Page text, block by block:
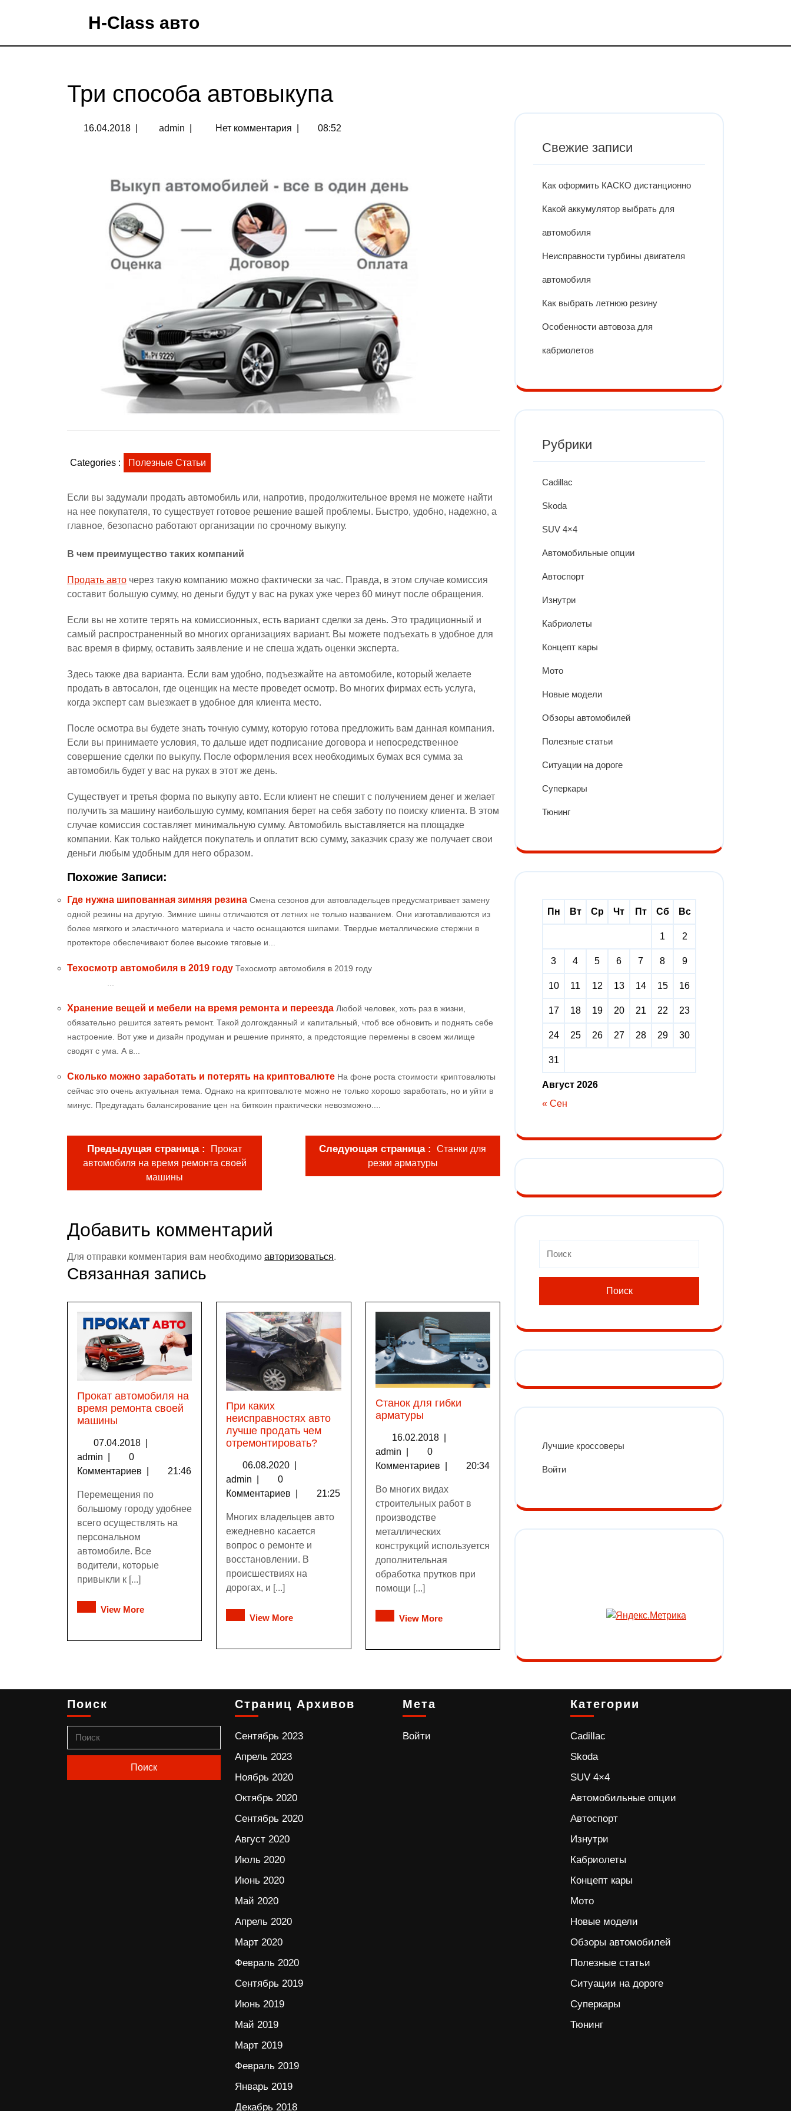
H-Class авто
Три способа автовыкупа
16.04.2018 admin Нет комментария 08:52
Categories : Полезные Статьи
Если вы задумали продать автомобиль или, напротив, продолжительное время не можете найти
на нее покупателя, то существует готовое решение вашей проблемы. Быстро, удобно, надежно, а
главное, безопасно работают организации по срочному выкупу.
В чем преимущество таких компаний
Продать авто через такую компанию можно фактически за час. Правда, в этом случае комиссия
составит большую сумму, но деньги будут у вас на руках уже через 60 минут после обращения.
Если вы не хотите терять на комиссионных, есть вариант сделки за день. Это традиционный и
самый распространенный во многих организациях вариант. Вы можете подъехать в удобное для
вас время в фирму, оставить заявление и не спеша ждать оценки эксперта.
Здесь также два варианта. Если вам удобно, подъезжайте на автомобиле, который желаете
продать в автосалон, где оценщик на месте проведет осмотр. Во многих фирмах есть услуга,
когда эксперт сам выезжает в удобное для клиента место.
После осмотра вы будете знать точную сумму, которую готова предложить вам данная компания.
Если вы принимаете условия, то дальше идет подписание договора и непосредственное
совершение сделки по выкупу. После оформления всех необходимых бумах вся сумма за
автомобиль будет у вас на руках в этот же день.
Существует и третья форма по выкупу авто. Если клиент не спешит с получением денег и желает
получить за машину наибольшую сумму, компания берет на себя заботу по поиску клиента. В этом
случае комиссия составляет минимальную сумму. Автомобиль выставляется на площадке
компании. Как только найдется покупатель и оплатит всю сумму, заказчик сразу же получает свои
деньги любым удобным для него образом.
Похожие Записи:
Где нужна шипованная зимняя резина Смена сезонов для автовладельцев предусматривает замену
одной резины на другую. Зимние шины отличаются от летних не только названием. Они изготавливаются из
более мягкого и эластичного материала и часто оснащаются шипами. Твердые металлические стержни в
протекторе обеспечивают более высокие тяговые и...
Техосмотр автомобиля в 2019 году Техосмотр автомобиля в 2019 году
Хранение вещей и мебели на время ремонта и переезда Любой человек, хоть раз в жизни,
обязательно решится затеять ремонт. Такой долгожданный и капитальный, чтоб все обновить и поднять себе
настроение. Вот уже и дизайн продуман и решение принято, а предстоящие перемены в своем жилище
сводят с ума. А в...
Сколько можно заработать и потерять на криптовалюте На фоне роста стоимости криптовалюты
сейчас это очень актуальная тема. Однако на криптовалюте можно не только хорошо заработать, но и уйти в
минус. Предугадать балансирование цен на биткоин практически невозможно....
Предыдущая страница
Прокат
автомобиля на время ремонта своей
машины
Следующая страница
Станки для
резки арматуры
Добавить комментарий
Для отправки комментария вам необходимо авторизоваться.
Связанная запись
Прокат автомобиля на
время ремонта своей
машины
07.04.2018
admin
0
Комментариев
21:46
Перемещения по
большому городу удобнее
всего осуществлять на
персональном
автомобиле. Все
водители, которые
привыкли к [...]
View More
При каких
неисправностях авто
лучше продать чем
отремонтировать?
06.08.2020
admin
0
Комментариев
21:25
Многих владельцев авто
ежедневно касается
вопрос о ремонте и
восстановлении. В
происшествиях на
дорогах, и [...]
View More
Станок для гибки
арматуры
16.02.2018
admin
0
Комментариев
20:34
Во многих видах
строительных работ в
производстве
металлических
конструкций используется
дополнительная
обработка прутков при
помощи [...]
View More
Свежие записи
Как оформить КАСКО дистанционно
Какой аккумулятор выбрать для
автомобиля
Неисправности турбины двигателя
автомобиля
Как выбрать летнюю резину
Особенности автовоза для
кабриолетов
Рубрики
Cadillac
Skoda
SUV 4×4
Автомобильные опции
Автоспорт
Изнутри
Кабриолеты
Концепт кары
Мото
Новые модели
Обзоры автомобилей
Полезные статьи
Ситуации на дороге
Суперкары
Тюнинг
Август 2026
Пн Вт Ср Чт Пт Сб Вс
1 2
3 4 5 6 7 8 9
10 11 12 13 14 15 16
17 18 19 20 21 22 23
24 25 26 27 28 29 30
31
« Сен
Лучшие кроссоверы
Войти
Поиск Страниц Архивов
Сентябрь 2023
Апрель 2023
Ноябрь 2020
Октябрь 2020
Сентябрь 2020
Август 2020
Июль 2020
Июнь 2020
Май 2020
Апрель 2020
Март 2020
Февраль 2020
Сентябрь 2019
Июнь 2019
Май 2019
Март 2019
Февраль 2019
Январь 2019
Декабрь 2018
Мета
Войти
Категории
Cadillac
Skoda
SUV 4×4
Автомобильные опции
Автоспорт
Изнутри
Кабриолеты
Концепт кары
Мото
Новые модели
Обзоры автомобилей
Полезные статьи
Ситуации на дороге
Суперкары
Тюнинг